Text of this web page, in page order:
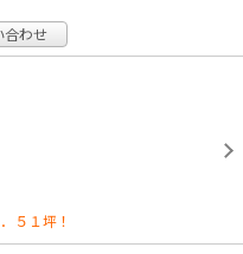
わせ
５１坪！